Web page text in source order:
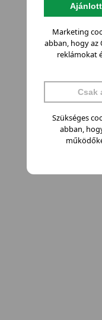
Marketing
abban, hogy az
reklámokat
Csak
Szükséges
abban,